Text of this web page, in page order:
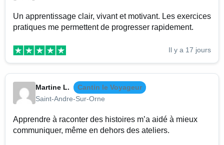
Un apprentissage clair, vivant et motivant. Les exercices
pratiques me permettent de progresser rapidement.
Il y a 17 jours
Martine L.
Cantin le Voyageur
Saint-Andre-Sur-Orne
Apprendre à raconter des histoires m’a aidé à mieux
communiquer, même en dehors des ateliers.